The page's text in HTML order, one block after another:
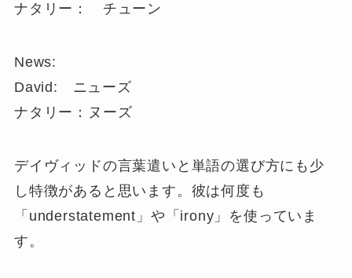
ナタリー： チューン
News:
David: ニューズ
ナタリー：ヌーズ
デイヴィッドの言葉遣いと単語の選び方にも少
し特徴があると思います。彼は何度も
「understatement」や「irony」を使っていま
す。